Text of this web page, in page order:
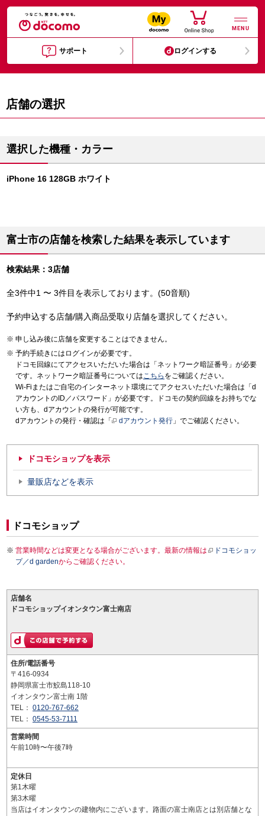
MENU
サポート ログインする
店舗の選択
選択した機種・カラー
iPhone 16 128GB ホワイト
富士市の店舗を検索した結果を表示しています
検索結果：3店舗
全3件中1 〜 3件目を表示しております。(50音順)
予約申込する店舗/購入商品受取り店舗を選択してください。
申し込み後に店舗を変更することはできません。
予約手続きにはログインが必要です。
ドコモ回線にてアクセスいただいた場合は「ネットワーク暗証番号」が必要
です。ネットワーク暗証番号についてはこちら をご確認ください。
Wi-Fiまたはご自宅のインターネット環境にてアクセスいただいた場合は「d
アカウントのID／パスワード」が必要です。ドコモの契約回線をお持ちでな
い方も、dアカウントの発行が可能です。
dアカウントの発行・確認は「
dアカウント発行 」でご確認ください。
ドコモショップを表示
量販店などを表示
ドコモショップ
営業時間などは変更となる場合がございます。最新の情報は
ドコモショッ
プ／d gardenからご確認ください。
店舗名
ドコモショップイオンタウン富士南店
住所/電話番号
〒416-0934
静岡県富士市鮫島118-10
イオンタウン富士南 1階
TEL： 0120-767-662
TEL： 0545-53-7111
営業時間
午前10時〜午後7時
定休日
第1木曜
第3木曜
当店はイオンタウンの建物内にございます。路面の富士南店とは別店舗とな